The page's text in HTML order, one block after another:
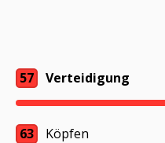
57 Verteidigung
63
Köpfen